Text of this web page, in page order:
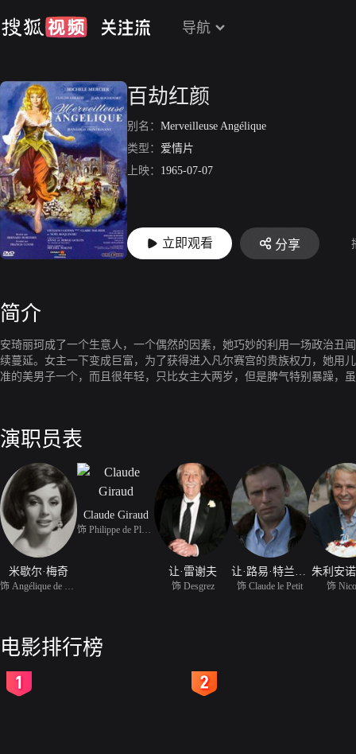
导航
百劫红颜
别名： Merveilleuse Angélique
类型： 爱情片
上映： 1965-07-07
立即观看 分享
简介
安琦丽珂成了一个生意人，一个偶然的因素，她巧妙的利用一场政治丑
续蔓延。女主一下变成巨富，为了获得进入凡尔赛宫的贵族权力，她用
准的美男子一个，而且很年轻，只比女主大两岁，但是脾气特别暴躁，
演职员表
米歇尔·梅奇
Claude Giraud
饰 Philippe de Plessis-
让·雷谢夫
饰 Desgrez 饰 Claude le Petit
朱利安
饰
电影排行榜